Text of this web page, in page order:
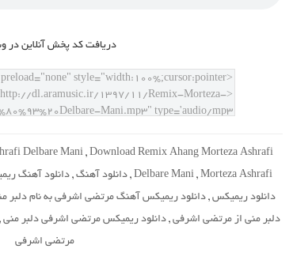
دريافت کد پخش آنلاين در
Delbare Mani ,Download Remix Ahang Morteza Ashrafi
Delbare Mani, Morteza Ashrafi
,دانلود آهنگ ,دانلود آهنگ
دانلود ریمیکس, دانلود ریمیکس آهنگ مرتضی اشرفی به نام دلبر
دلبر منی از مرتضی اشرفی, دانلود ریمیکس مرتضی اشرفی دلبر منی,
مرتضی اشرفی